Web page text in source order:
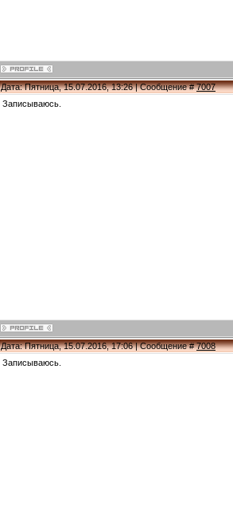
Дата: Пятница, 15.07.2016, 13:26 | Сообщение #7007
Записываюсь.
Дата: Пятница, 15.07.2016, 17:06 | Сообщение #7008
Записываюсь.